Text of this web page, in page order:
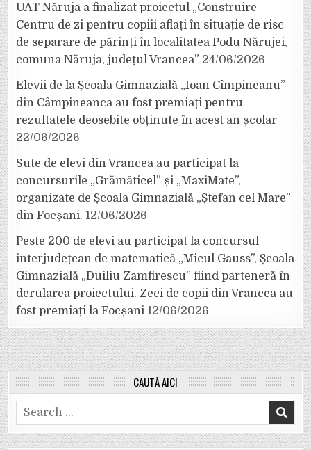
UAT Năruja a finalizat proiectul „Construire
Centru de zi pentru copiii aflați în situație de risc
de separare de părinți în localitatea Podu Nărujei,
comuna Năruja, județul Vrancea” 24/06/2026
Elevii de la Școala Gimnazială „Ioan Cîmpineanu”
din Câmpineanca au fost premiați pentru
rezultatele deosebite obținute în acest an școlar
22/06/2026
Sute de elevi din Vrancea au participat la
concursurile „Grămăticel” și „MaxiMate”,
organizate de Școala Gimnazială „Ștefan cel Mare”
din Focșani. 12/06/2026
Peste 200 de elevi au participat la concursul
interjudețean de matematică „Micul Gauss”, Școala
Gimnazială „Duiliu Zamfirescu” fiind parteneră în
derularea proiectului. Zeci de copii din Vrancea au
fost premiați la Focșani 12/06/2026
CAUTĂ AICI
Search
for: